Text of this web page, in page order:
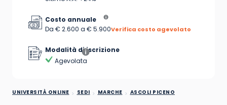
Costo annuale
Da € 2.600 a € 5.900Verifica costo agevolato
Modalità di iscrizione
Agevolata
UNIVERSITÀ ONLINE SEDI MARCHE ASCOLI PICENO